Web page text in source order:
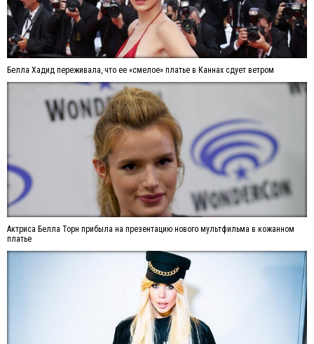
Белла Хадид переживала, что ее «смелое» платье в Каннах сдует ветром
Актриса Белла Торн прибыла на презентацию нового мультфильма в кожанном
платье